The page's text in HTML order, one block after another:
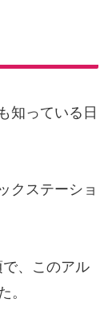
知っている日
クステーショ
で、このアル
。